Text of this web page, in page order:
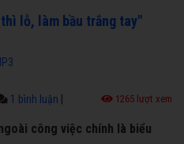
lỗ, làm bầu trắng tay"
1 bình luận 1265 lượt xem
công việc chính là biểu